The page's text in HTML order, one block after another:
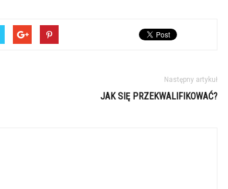
Następny artykuł
JAK SIĘ PRZEKWALIFIKOWAĆ?